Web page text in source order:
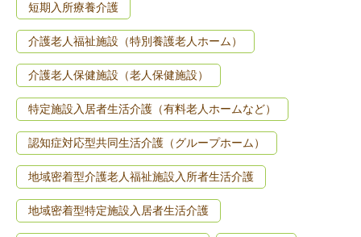
短期入所療養介護
介護老人福祉施設（特別養護老人ホーム）
介護老人保健施設（老人保健施設）
特定施設入居者生活介護（有料老人ホームなど）
認知症対応型共同生活介護（グループホーム）
地域密着型介護老人福祉施設入所者生活介護
地域密着型特定施設入居者生活介護